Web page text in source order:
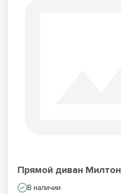
Прямой диван Милтон
В наличии